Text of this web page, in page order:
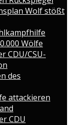
Wolf stößt
Wölfe
CDU/CSU-
des
attackieren
CDU